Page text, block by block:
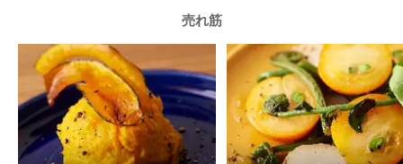
売れ筋